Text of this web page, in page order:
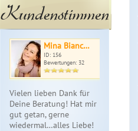
Kundenstimmen
Mina Bianc…
ID: 156
Bewertungen: 32
Vielen lieben Dank für
Deine Beratung! Hat mir
gut getan, gerne
wiedermal…alles Liebe!